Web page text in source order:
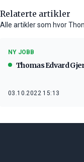
Relaterte artikler
Alle artikler som hvor
NY JOBB
Thomas Edvard
03.10.2022 15:13